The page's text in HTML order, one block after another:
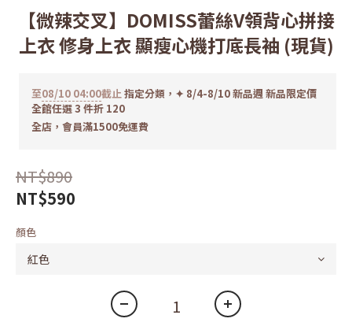
2
1
0
2
1
0
【微辣交叉】DOMISS蕾絲V領背心拼接
上衣 修身上衣 顯瘦心機打底長袖 (現貨)
至08/10 04:00截止指定分類，✦ 8/4-8/10 新品週 新品限定價
全館任選 3 件折 120
全店，會員滿1500免運費
NT$890
NT$590
顏色